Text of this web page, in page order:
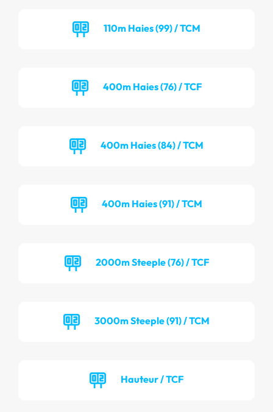
110m Haies (99) / TCM
400m Haies (76) / TCF
400m Haies (84) / TCM
400m Haies (91) / TCM
2000m Steeple (76) / TCF
3000m Steeple (91) / TCM
Hauteur / TCF